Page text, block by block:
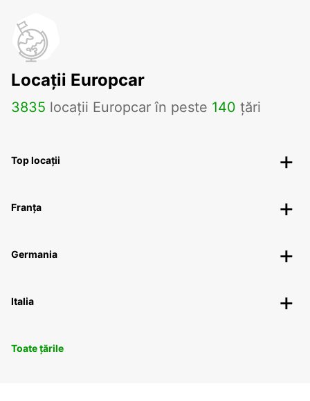
Locații Europcar
3835 locații Europcar în peste 140 țări
Top locații
Franța
Germania
Italia
Toate țările